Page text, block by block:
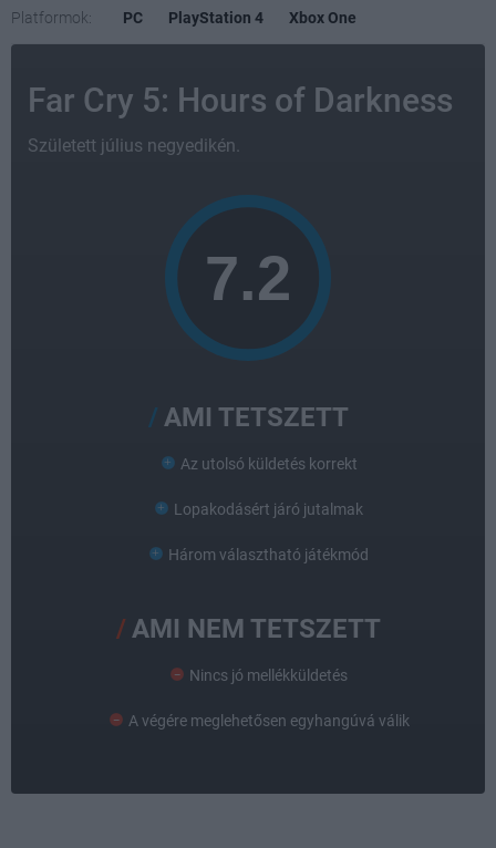
Platformok: PC PlayStation 4 Xbox One
Far Cry 5: Hours of Darkness
Született július negyedikén.
AMI TETSZETT
Az utolsó küldetés korrekt
Lopakodásért járó jutalmak
Három választható játékmód
AMI NEM TETSZETT
Nincs jó mellékküldetés
A végére meglehetősen egyhangúvá válik